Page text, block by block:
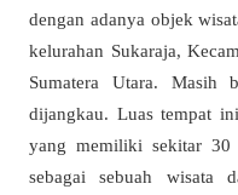
dengan adanya objek
kelurahan Sukaraja,
Sumatera Utara. Masih
dijangkau. Luas tempat
yang memiliki sekitar 30
sebagai sebuah wisata